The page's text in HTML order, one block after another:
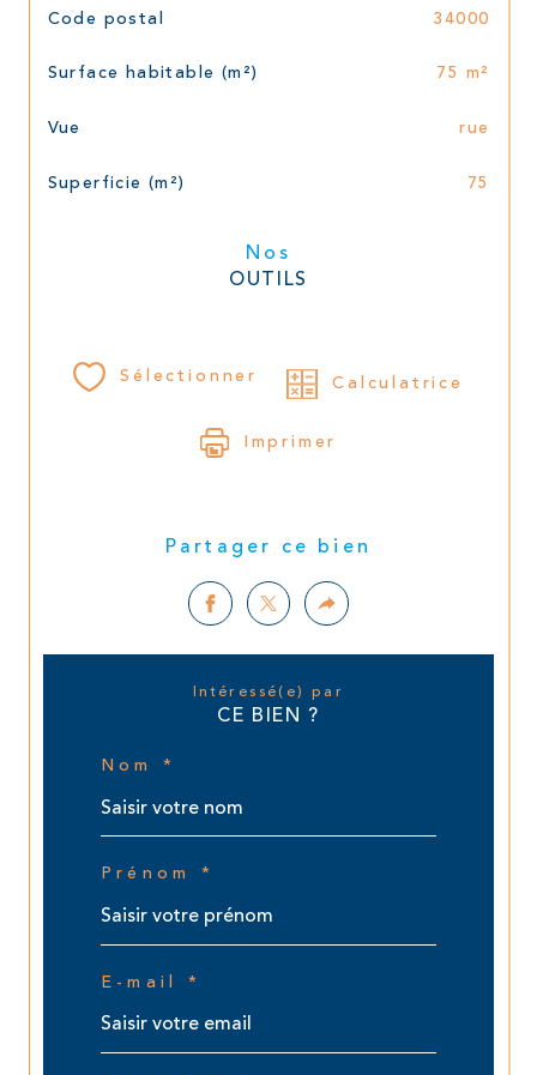
Code postal 34000
Surface habitable (m²) 75 m²
Vue rue
Superficie (m²) 75
Nos
OUTILS
Sélectionner Calculatrice
Imprimer
Partager ce bien
Intéressé(e) par
CE BIEN ?
Nom *
Prénom *
E-mail *